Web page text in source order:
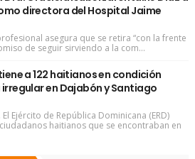
directora del Hospital Jaime
asegura que se retira “con la frente
de seguir sirviendo a la com...
a 122 haitianos en condición
en Dajabón y Santiago
El Ejército de República Dominicana (ERD)
haitianos que se encontraban en